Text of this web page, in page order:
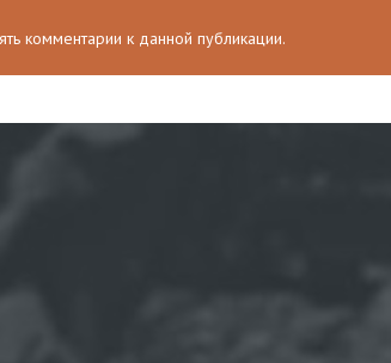
комментарии к данной публикации.